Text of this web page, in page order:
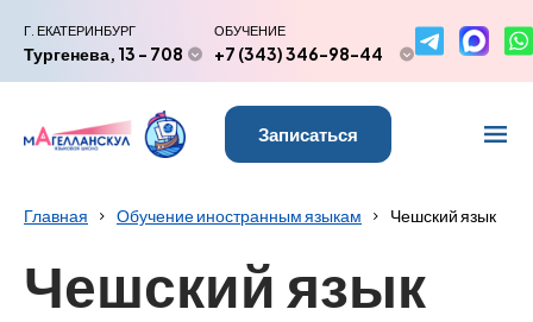
Г. ЕКАТЕРИНБУРГ
Тургенева, 13 - 708
ОБУЧЕНИЕ
+7 (343) 346-98-44
Записаться
Главная Обучение иностранным языкам Чешский язык
Чешский язык